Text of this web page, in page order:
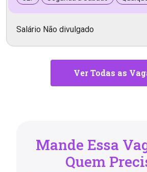
Salário Não divulgado
Ver Todas as
Mande Essa
Quem